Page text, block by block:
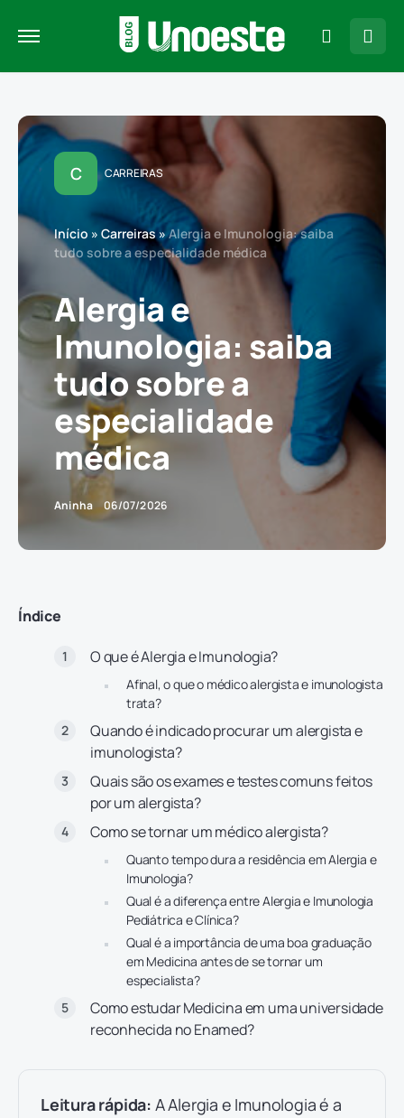
C CARREIRAS
Início » Carreiras»Alergia e Imunologia: saiba
tudo sobre a especialidade médica
Alergia e
Imunologia: saiba
tudo sobre a
especialidade
médica
Aninha 06/07/2026
Índice
O que é Alergia e Imunologia?
Afinal, o que o médico alergista e imunologista
trata?
Quando é indicado procurar um alergista e
imunologista?
Quais são os exames e testes comuns feitos
por um alergista?
Como se tornar um médico alergista?
Quanto tempo dura a residência em Alergia e
Imunologia?
Qual é a diferença entre Alergia e Imunologia
Pediátrica e Clínica?
Qual é a importância de uma boa graduação
em Medicina antes de se tornar um
especialista?
Como estudar Medicina em uma universidade
reconhecida no Enamed?
Leitura rápida: A Alergia e Imunologia é a